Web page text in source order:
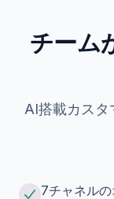
チーム
AI搭載カス
7チャネル